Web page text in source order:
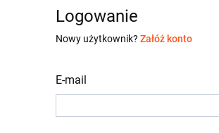
Logowanie
Nowy użytkownik? Załóż konto
E-mail